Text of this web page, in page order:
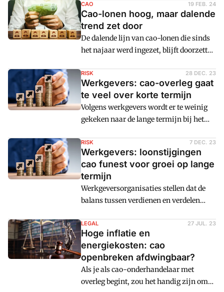
cao-lonen stegen ondertussen net iets
minder hard dan in eerdere kwartalen,
waarmee de piek lijkt te zijn bereikt. De
hogere loonkosten worden onder meer
veroorzaakt door de gestegen Aof-
CAO 19 FEB. 24
Cao-lonen hoog, maar dalende
trend zet door
De dalende lijn van cao-lonen die sinds
het najaar werd ingezet, blijft doorzetten
5,9 procent in januari. Dat blijkt uit
nieuwe cijfers van
werkgeversvereniging AWVN.
RISK 28 DEC. 23
Werkgevers: cao-overleg gaat
te veel over korte termijn
Volgens werkgevers wordt er te weinig
gekeken naar de lange termijn bij het
Loonstijgingen zonder rekening te
houden met marktontwikkelingen
vergroten de problemen van
ondernemers op lange termijn.
RISK 7 DEC. 23
Werkgevers: loonstijgingen
cao funest voor groei op lange
termijn
Werkgeversorganisaties stellen dat de
balans tussen verdienen en verdelen
stijgen, maar arbeidsproductiviteit niet
groeit. Ze wijzen erop dat het risico
bestaat dat er loonafspraken worden
gemaakt die bedrijven niet kunnen
betalen en dat er te veel naar de korte
termijn wordt gekeken bij cao-
LEGAL 27 JUL. 23
Hoge inflatie en
energiekosten: cao
openbreken afdwingbaar?
Als je als cao-onderhandelaar met
overleg begint, zou het handig zijn om